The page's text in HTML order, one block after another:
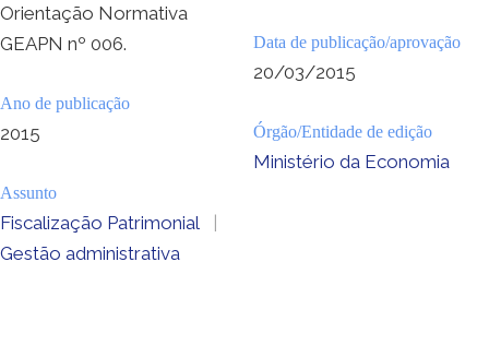
Orientação Normativa
GEAPN nº 006.
Ano de publicação
2015
Assunto
Fiscalização Patrimonial
|
Gestão administrativa
Data de publicação/aprovação
20/03/2015
Órgão/Entidade de edição
Ministério da Economia